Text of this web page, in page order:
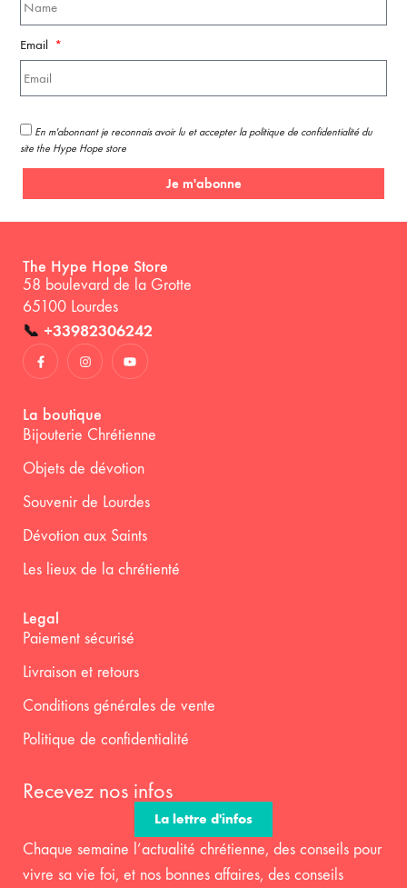
Email
En m'abonnant je reconnais avoir lu et accepter la politique de confidentialité du
site the Hype Hope store
Je m'abonne
The Hype Hope Store
58 boulevard de la Grotte
65100 Lourdes
📞 +33982306242
La boutique
Bijouterie Chrétienne
Objets de dévotion
Souvenir de Lourdes
Dévotion aux Saints
Les lieux de la chrétienté
Legal
Paiement sécurisé
Livraison et retours
Conditions générales de vente
Politique de confidentialité
Recevez nos infos
La lettre d'infos
Chaque semaine l’actualité chrétienne, des conseils pour
vivre sa vie foi, et nos bonnes affaires, des conseils